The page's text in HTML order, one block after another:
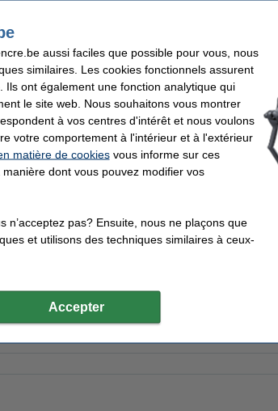
C404S (ST966A) toner - cyan
M404S (SU234A) toner magenta
aussi faciles que possible pour vous, nous
similaires. Les cookies fonctionnels assurent
Ils ont également une fonction analytique qui
le site web. Nous souhaitons vous montrer
à vos centres d'intérêt et nous voulons
votre comportement à l'intérieur et à l'extérieur
matière de cookiesvous informe sur ces
dont vous pouvez modifier vos
n’acceptez pas? Ensuite, nous ne plaçons que
et utilisons des techniques similaires à ceux-
Accepter